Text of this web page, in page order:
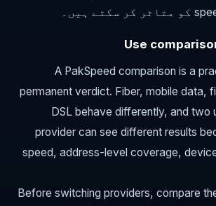
Use
A PakSpeed comparison is a
permanent verdict. Fiber, mobile data,
DSL behave differently, and two
provider can see different results
speed, address-level coverage,
Before switching providers, compare